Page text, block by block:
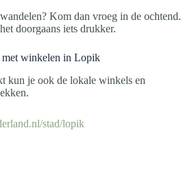
Kom dan vroeg in de ochtend.
doorgaans iets drukker.
met winkelen in Lopik
kun je ook de lokale winkels en
stad/lopik